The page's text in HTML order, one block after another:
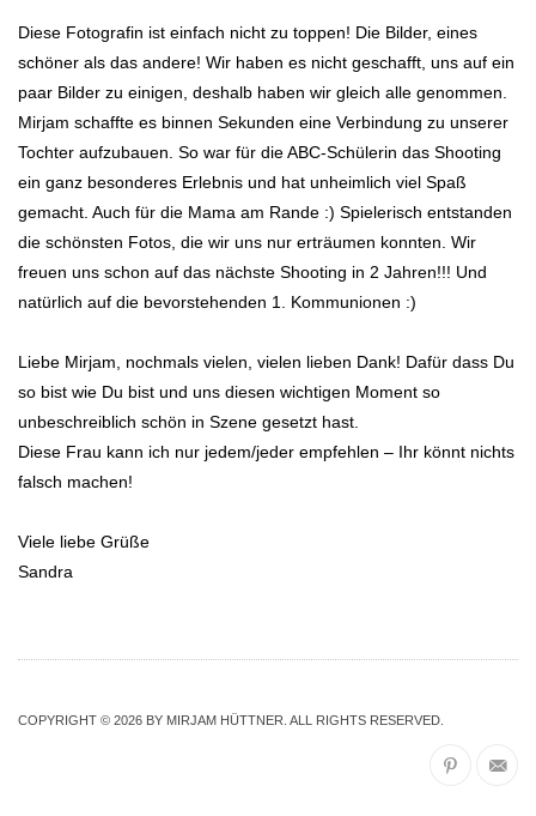
Diese Fotografin ist einfach nicht zu toppen! Die Bilder, eines
schöner als das andere! Wir haben es nicht geschafft, uns auf ein
paar Bilder zu einigen, deshalb haben wir gleich alle genommen.
Mirjam schaffte es binnen Sekunden eine Verbindung zu unserer
Tochter aufzubauen. So war für die ABC-Schülerin das Shooting
ein ganz besonderes Erlebnis und hat unheimlich viel Spaß
gemacht. Auch für die Mama am Rande :) Spielerisch entstanden
die schönsten Fotos, die wir uns nur erträumen konnten. Wir
freuen uns schon auf das nächste Shooting in 2 Jahren!!! Und
natürlich auf die bevorstehenden 1. Kommunionen :)
Liebe Mirjam, nochmals vielen, vielen lieben Dank! Dafür dass Du
so bist wie Du bist und uns diesen wichtigen Moment so
unbeschreiblich schön in Szene gesetzt hast.
Diese Frau kann ich nur jedem/jeder empfehlen – Ihr könnt nichts
falsch machen!
Viele liebe Grüße
Sandra
COPYRIGHT © 2026 BY MIRJAM HÜTTNER. ALL RIGHTS RESERVED.